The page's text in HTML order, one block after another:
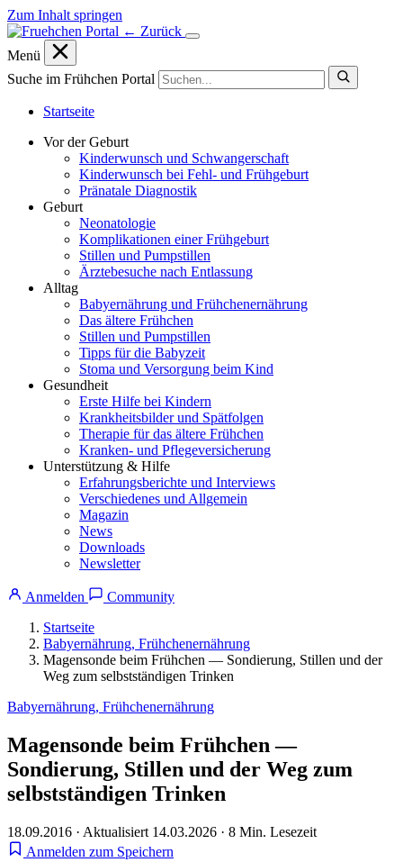
Zum Inhalt springen
← Zurück
Menü
Suche im Frühchen Portal
Startseite
Vor der Geburt
Kinderwunsch und Schwangerschaft
Kinderwunsch bei Fehl- und Frühgeburt
Pränatale Diagnostik
Geburt
Neonatologie
Komplikationen einer Frühgeburt
Stillen und Pumpstillen
Ärztebesuche nach Entlassung
Alltag
Babyernährung und Frühchenernährung
Das ältere Frühchen
Stillen und Pumpstillen
Tipps für die Babyzeit
Stoma und Versorgung beim Kind
Gesundheit
Erste Hilfe bei Kindern
Krankheitsbilder und Spätfolgen
Therapie für das ältere Frühchen
Kranken- und Pflegeversicherung
Unterstützung & Hilfe
Erfahrungsberichte und Interviews
Verschiedenes und Allgemein
Magazin
News
Downloads
Newsletter
Anmelden
Community
Startseite
Babyernährung, Frühchenernährung
Magensonde beim Frühchen — Sondierung, Stillen und der
Weg zum selbstständigen Trinken
Babyernährung, Frühchenernährung
Magensonde beim Frühchen —
Sondierung, Stillen und der Weg zum
selbstständigen Trinken
18.09.2016 · Aktualisiert 14.03.2026 · 8 Min. Lesezeit
Anmelden zum Speichern